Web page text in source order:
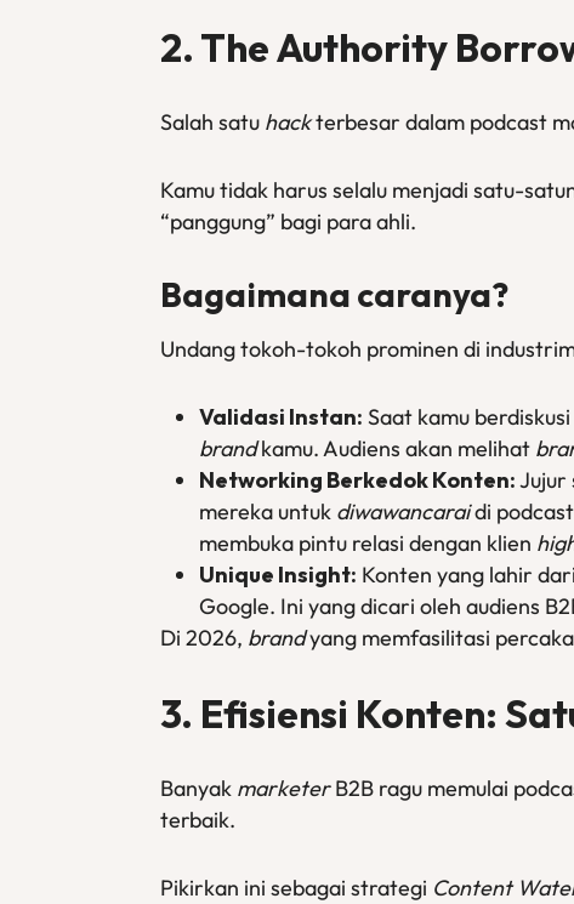
2. The Authority
Salah satu hackterbesar dalam podcast
Kamu tidak harus selalu menjadi satu-
“panggung” bagi para ahli.
Bagaimana caranya?
Undang tokoh-tokoh prominen di
Validasi Instan: Saat kamu
brandkamu. Audiens akan melihat
Networking Berkedok Konten:Jujur
mereka untuk diwawancaraidi
membuka pintu relasi dengan klien
Unique Insight: Konten yang lahir
Google. Ini yang dicari oleh audiens
Di 2026, brandyang memfasilitasi
3. Efisiensi Konten:
Banyak marketerB2B ragu memulai
terbaik.
Pikirkan ini sebagai strategi Content